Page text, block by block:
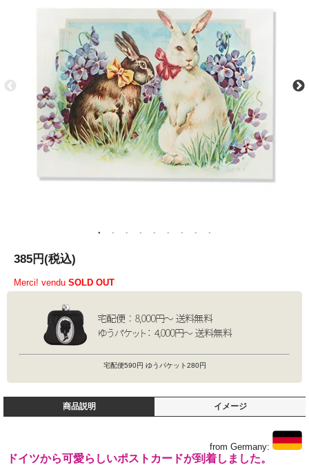
385円(税込)
Merci! vendu SOLD OUT
宅配便590円 ゆうパケット280円
商品説明 イメージ
from Germany:
ドイツから可愛らしいポストカードが到着しました。